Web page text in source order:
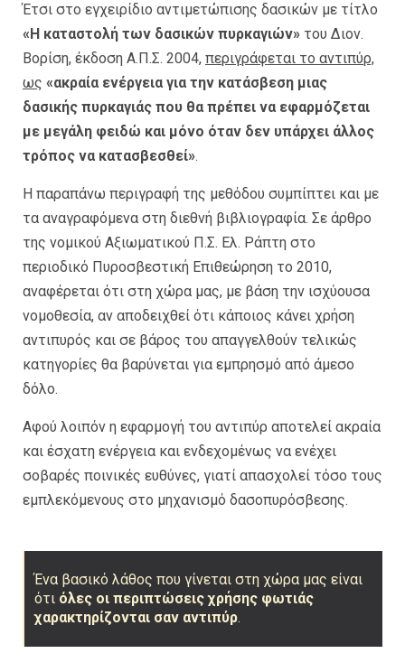
Έτσι στο εγχειρίδιο αντιμετώπισης δασικών με τίτλο
«Η καταστολή των δασικών πυρκαγιών» του Διον.
Βορίση, έκδοση Α.Π.Σ. 2004, περιγράφεται το αντιπύρ,
ως «ακραία ενέργεια για την κατάσβεση μιας
δασικής πυρκαγιάς που θα πρέπει να εφαρμόζεται
με μεγάλη φειδώ και μόνο όταν δεν υπάρχει άλλος
τρόπος να κατασβεσθεί».
Η παραπάνω περιγραφή της μεθόδου συμπίπτει και με
τα αναγραφόμενα στη διεθνή βιβλιογραφία. Σε άρθρο
της νομικού Αξιωματικού Π.Σ. Ελ. Ράπτη στο
περιοδικό Πυροσβεστική Επιθεώρηση το 2010,
αναφέρεται ότι στη χώρα μας, με βάση την ισχύουσα
νομοθεσία, αν αποδειχθεί ότι κάποιος κάνει χρήση
αντιπυρός και σε βάρος του απαγγελθούν τελικώς
κατηγορίες θα βαρύνεται για εμπρησμό από άμεσο
δόλο.
Αφού λοιπόν η εφαρμογή του αντιπύρ αποτελεί ακραία
και έσχατη ενέργεια και ενδεχομένως να ενέχει
σοβαρές ποινικές ευθύνες, γιατί απασχολεί τόσο τους
εμπλεκόμενους στο μηχανισμό δασοπυρόσβεσης.
Ένα βασικό λάθος που γίνεται στη χώρα μας είναι
ότι όλες οι περιπτώσεις χρήσης φωτιάς
χαρακτηρίζονται σαν αντιπύρ.